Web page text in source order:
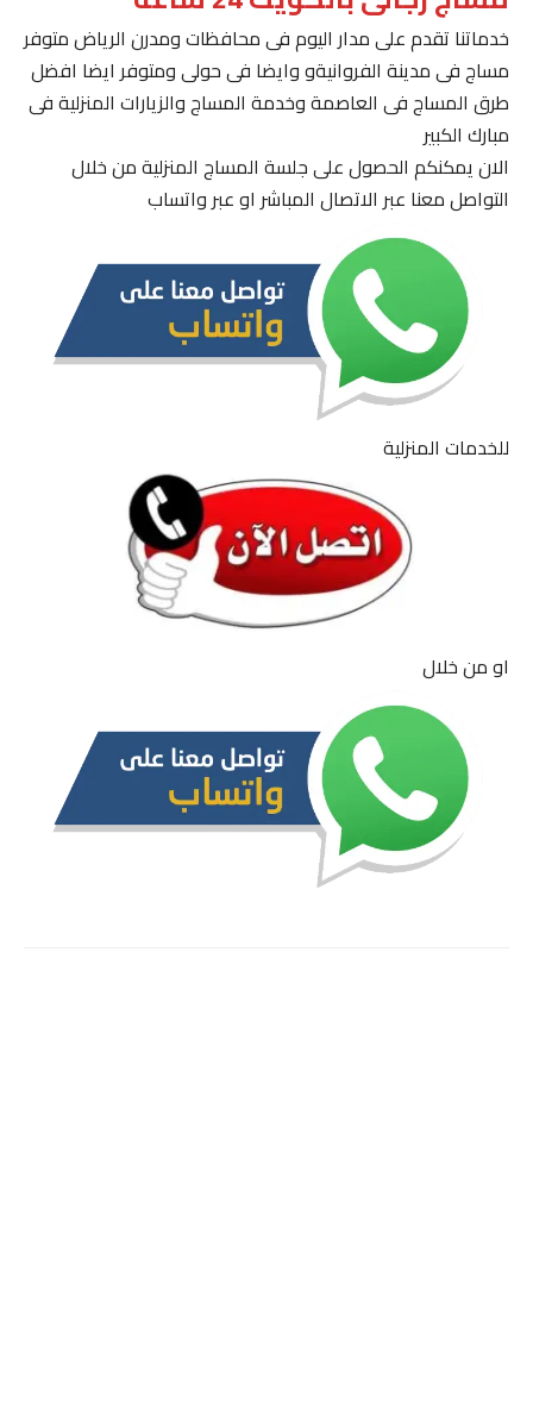
خدماتنا تقدم على مدار اليوم فى محافظات ومدرن الرياض متوفر
مساج فى مدينة الفروانيةو وايضا فى حولى ومتوفر ايضا افضل
طرق المساج فى العاصمة وخدمة المساج والزيارات المنزلية فى
مبارك الكبير
الان يمكنكم الحصول على جلسة المساج المنزلية من خلال
التواصل معنا عبر الاتصال المباشر او عبر واتساب
للخدمات المنزلية
او من خلال